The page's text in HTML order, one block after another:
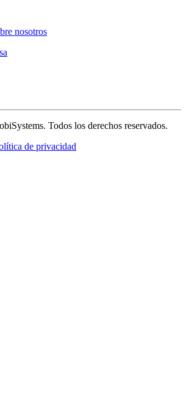
nosotros
Todos los derechos reservados.
de privacidad